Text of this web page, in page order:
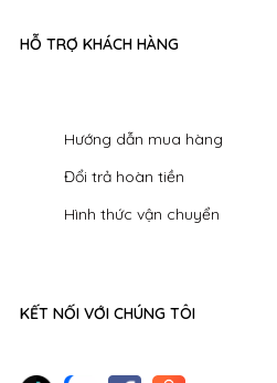
HỖ TRỢ KHÁCH HÀNG
Hướng dẫn mua hàng
Đổi trả hoàn tiền
Hình thức vận chuyển
KẾT NỐI VỚI CHÚNG TÔI